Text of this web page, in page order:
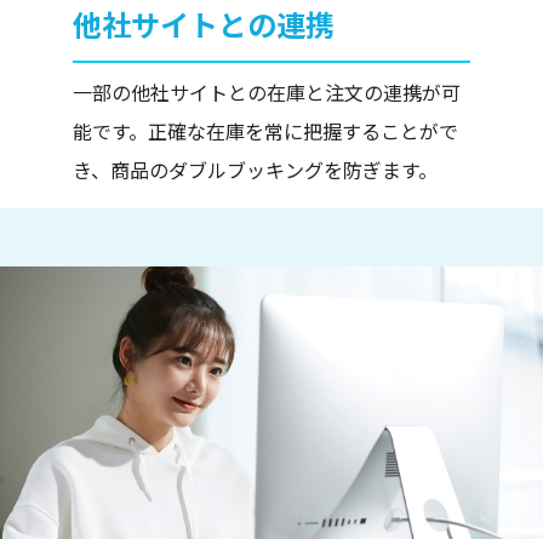
他社サイトとの連携
一部の他社サイトとの在庫と注文の連携が可
能です。正確な在庫を常に把握することがで
き、商品のダブルブッキングを防ぎます。